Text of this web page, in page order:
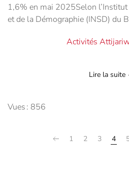
1,6% en mai 2025Selon
et de la Démographie (INSD) du
Activités
Lire la suite
Vues : 856
1 2 3 4